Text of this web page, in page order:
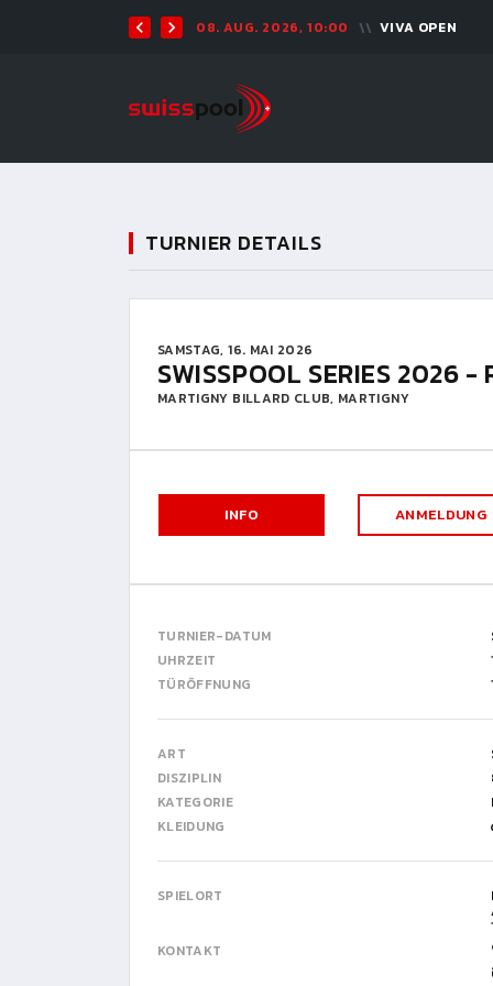
08. AUG. 2026, 10:00 VIVA OPEN
TURNIER DETAILS
SAMSTAG, 16. MAI 2026
SWISSPOOL SERIES 2026
MARTIGNY BILLARD CLUB, MARTIGNY
INFO ANMELDUNG
TURNIER-DATUM
UHRZEIT
TÜRÖFFNUNG
ART
DISZIPLIN
KATEGORIE
KLEIDUNG
SPIELORT
KONTAKT